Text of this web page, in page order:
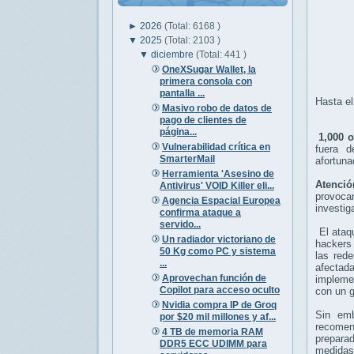
► 2026 (Total: 6168 )
▼ 2025 (Total: 2103 )
▼diciembre(Total: 441 )
OneXSugar Wallet, la
primera consola con
pantalla ...
Masivo robo de datos de
pago de clientes de
página...
Vulnerabilidad crítica en
SmarterMail
Herramienta 'Asesino de
Antivirus' VOID Killer eli...
Agencia Espacial Europea
confirma ataque a
servido...
Un radiador victoriano de
50 Kg como PC y sistema
...
Aprovechan función de
Copilot para acceso oculto
Nvidia compra IP de Groq
por $20 mil millones y af...
4 TB de memoria RAM
DDR5 ECC UDIMM para
Hasta
1,000
fuera
El
las
con un
Sin